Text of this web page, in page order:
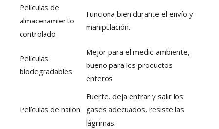
Películas de
almacenamiento
controlado
Funciona bien durante el envío y
manipulación.
Películas
biodegradables
Mejor para el medio ambiente,
bueno para los productos
enteros
Películas de nailon
Fuerte, deja entrar y salir los
gases adecuados, resiste las
lágrimas.